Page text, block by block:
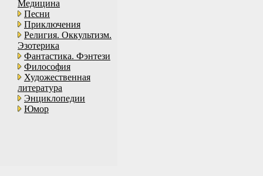
Медицина
Песни
Приключения
Религия. Оккультизм.
Эзотерика
Фантастика. Фэнтези
Философия
Художественная
литература
Энциклопедии
Юмор